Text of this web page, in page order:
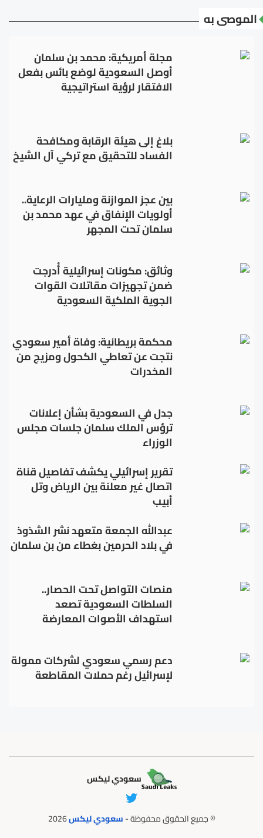
الموصى به
مجلة أمريكية: محمد بن سلمان
أوصل السعودية لوضع بائس بفعل
الافتقار لرؤية استراتيجية
بلاغ إلى هيئة الرقابة ومكافحة
الفساد للتحقيق مع تركي آل الشيخ
بين عجز الموازنة ومليارات الرعاية..
أولويات الإنفاق في عهد محمد بن
سلمان تحت المجهر
وثائق: مكونات إسرائيلية أُدرجت
ضمن تجهيزات مقاتلات القوات
الجوية الملكية السعودية
محكمة بريطانية: وفاة أمير سعودي
نتجت عن تعاطي الكحول ومزيج من
المخدرات
جدل في السعودية بشأن إعلانات
ترؤس الملك سلمان جلسات مجلس
الوزراء
تقرير إسرائيلي يكشف تفاصيل قناة
اتصال غير معلنة بين الرياض وتل
أبيب
عبدالله الجمعة متعهد نشر الشذوذ
في بلاد الحرمين بغطاء من بن سلمان
منصات التواصل تحت الحصار..
السلطات السعودية تصعد
استهداف الأصوات المعارضة
دعم رسمي سعودي لشركات ممولة
لإسرائيل رغم حملات المقاطعة
سعودي ليكس
© جميع الحقوق محفوظة -سعودي ليكس2026